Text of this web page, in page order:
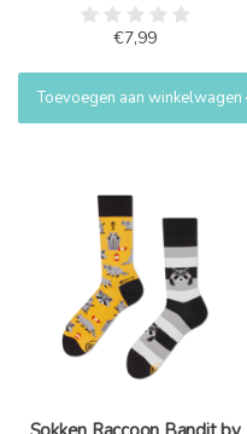
€7,99
Toevoegen aan winkelwagen